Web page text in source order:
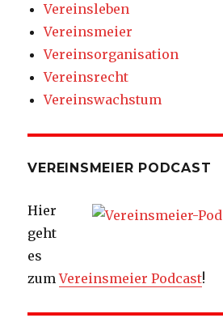
Vereinsleben
Vereinsmeier
Vereinsorganisation
Vereinsrecht
Vereinswachstum
VEREINSMEIER PODCAST
Hier
geht
es
zumVereinsmeier Podcast!